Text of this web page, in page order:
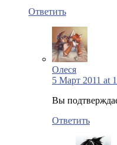
Ответить
Олеся
5 Март 2011 at
Вы
Ответить